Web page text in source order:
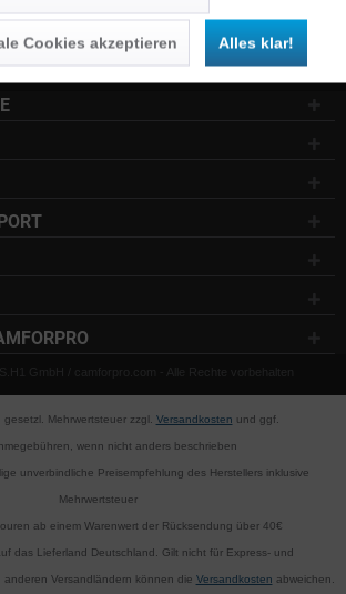
habe ich zur Kenntnis
GmbH / camforpro.com - Alle Rechte vorbehalten
gesetzl. Mehrwertsteuer zzgl. Versandkosten und ggf.
wenn nicht anders beschrieben
unverbindliche Preisempfehlung des Herstellers inklusive
Mehrwertsteuer
ab einem Warenwert der Rücksendung über 40€
das Lieferland Deutschland. Gilt nicht für Express- und
Versandländern können die Versandkosten abweichen.
Cookies akzeptieren Alles klar!